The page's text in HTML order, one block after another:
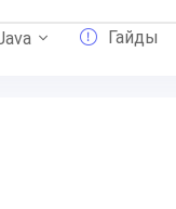
Гайды